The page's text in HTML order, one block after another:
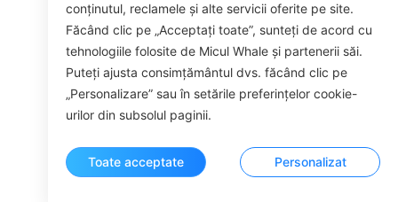
ROOM
conținutul, reclamele și alte servicii oferite pe site.
Făcând clic pe „Acceptați toate”, sunteți de acord cu
tehnologiile folosite de Micul Whale și partenerii săi.
Puteți ajusta consimțământul dvs. făcând clic pe
„Personalizare” sau în setările preferințelor cookie-
urilor din subsolul paginii.
Toate acceptate Personalizat